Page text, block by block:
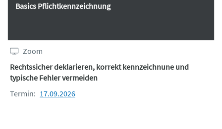
Basics Pflichtkennzeichnung
Zoom
Rechtssicher deklarieren, korrekt kennzeichnune und
typische Fehler vermeiden
Termin: 17.09.2026